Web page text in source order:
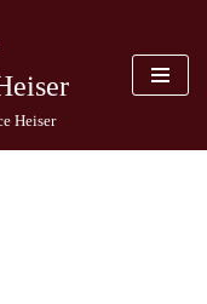
Heiser